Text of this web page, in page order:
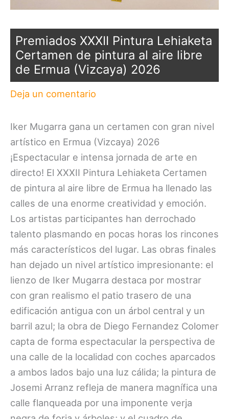
Premiados XXXII Pintura Lehiaketa
Certamen de pintura al aire libre
de Ermua (Vizcaya) 2026
Deja un comentario
Iker Mugarra gana un certamen con gran nivel
artístico en Ermua (Vizcaya) 2026
¡Espectacular e intensa jornada de arte en
directo! El XXXII Pintura Lehiaketa Certamen
de pintura al aire libre de Ermua ha llenado las
calles de una enorme creatividad y emoción.
Los artistas participantes han derrochado
talento plasmando en pocas horas los rincones
más característicos del lugar. Las obras finales
han dejado un nivel artístico impresionante: el
lienzo de Iker Mugarra destaca por mostrar
con gran realismo el patio trasero de una
edificación antigua con un árbol central y un
barril azul; la obra de Diego Fernandez Colomer
capta de forma espectacular la perspectiva de
una calle de la localidad con coches aparcados
a ambos lados bajo una luz cálida; la pintura de
Josemi Arranz refleja de manera magnífica una
calle flanqueada por una imponente verja